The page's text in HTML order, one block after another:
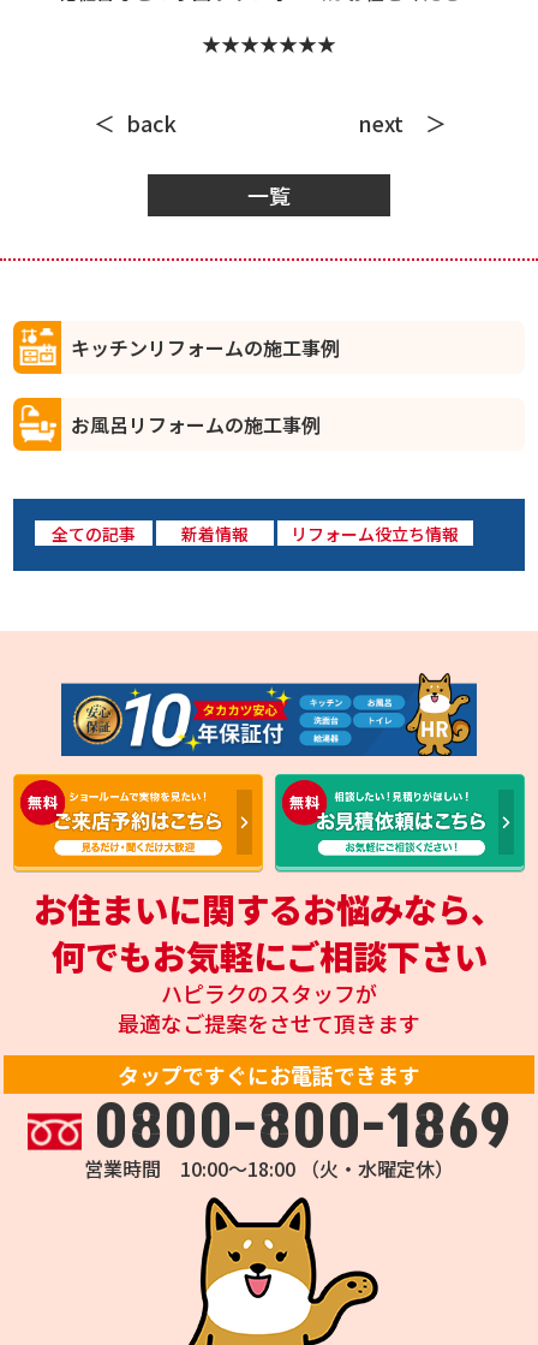
★★★★★★★
back
一覧
next
キッチンリフォームの施工事例
お風呂リフォームの施工事例
全ての記事 新着情報 リフォーム役立ち情報
お住まいに関するお悩みなら、
何でもお気軽にご相談下さい
ハピラクのスタッフが
最適なご提案をさせて頂きます
タップですぐにお電話できます
0800-800-1869
営業時間 10:00～18:00 （火・水曜定休）